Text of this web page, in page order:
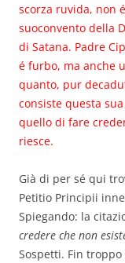
scorza ruvida, non
suoconvento della
di Satana. Padre
é furbo, ma anche
quanto, pur
consiste questa
quello di fare
riesce.
Già di per sé qui
Petitio Principii
Spiegando: la
credere che non
Sospetti. Fin